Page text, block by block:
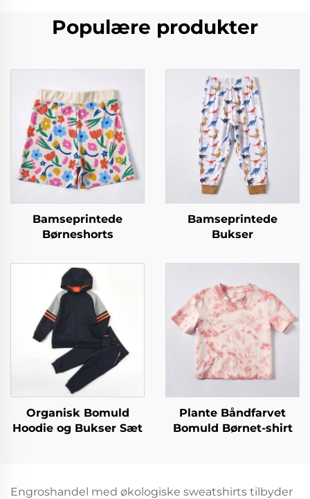
Populære produkter
Bamseprintede
Børneshorts
Bamseprintede
Bukser
Organisk Bomuld
Hoodie og Bukser Sæt
Plante Båndfarvet
Bomuld Børnet-shirt
Engroshandel med økologiske sweatshirts tilbyder